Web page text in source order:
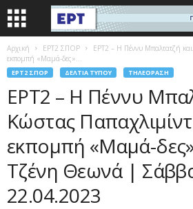
Αρχική EΡΤ2 ΣΠΟΡ
ΕΡΤ2 – Η Πέννυ Μπαλτατζή
εκπομπή «Μαμά-δες»...
EΡΤ2 ΣΠΟΡ ΔΕΛΤΊΑ ΤΎΠΟΥ ΤΗΛΕΌΡΑΣΗ
ΕΡΤ2 – Η Πέννυ
Κώστας
εκπομπή «Μαμά-
Τζένη Θεωνά |
22.04.2023